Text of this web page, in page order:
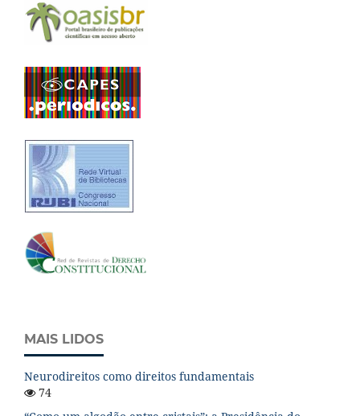
MAIS LIDOS
Neurodireitos como direitos fundamentais
74